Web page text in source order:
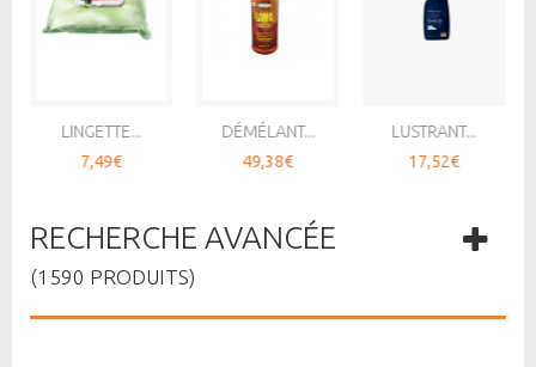
LINGETTE...
7,49€
DÉMÉLANT...
49,38€
LUSTRANT...
17,52€
RECHERCHE AVANCÉE
(1590 PRODUITS)